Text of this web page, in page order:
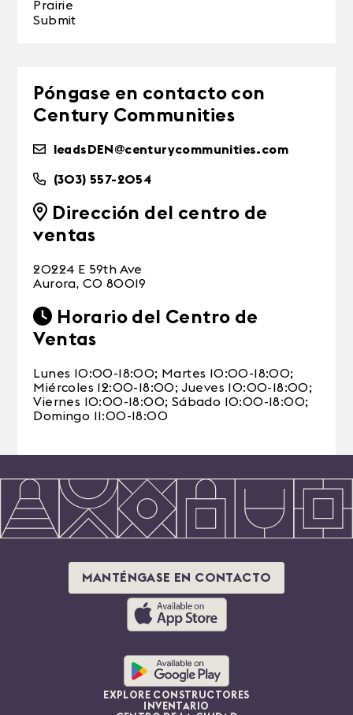
Prairie
Submit
Póngase en contacto con
Century Communities
leadsDEN@centurycommunities.com
(303) 557-2054
Dirección del centro de
ventas
20224 E 59th Ave
Aurora, CO 80019
Horario del Centro de
Ventas
Lunes 10:00-18:00; Martes 10:00-18:00;
Miércoles 12:00-18:00; Jueves 10:00-18:00;
Viernes 10:00-18:00; Sábado 10:00-18:00;
Domingo 11:00-18:00
EXPLORE CONSTRUCTORES
INVENTARIO
MANTÉNGASE EN CONTACTO